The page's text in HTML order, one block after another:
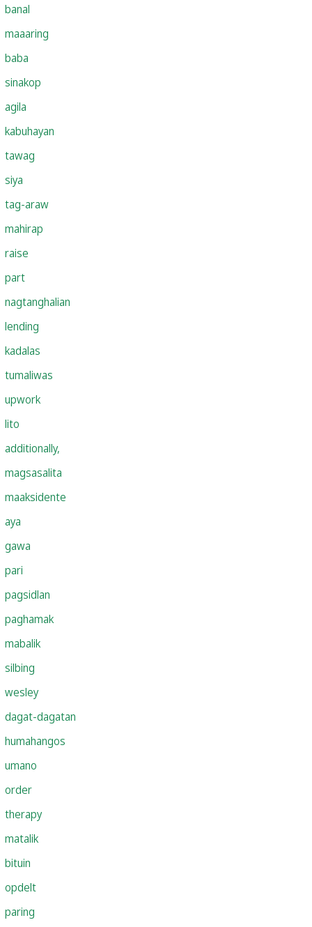
banal
maaaring
baba
sinakop
agila
kabuhayan
tawag
siya
tag-araw
mahirap
raise
part
nagtanghalian
lending
kadalas
tumaliwas
upwork
lito
additionally,
magsasalita
maaksidente
aya
gawa
pari
pagsidlan
paghamak
mabalik
silbing
wesley
dagat-dagatan
humahangos
umano
order
therapy
matalik
bituin
opdelt
paring